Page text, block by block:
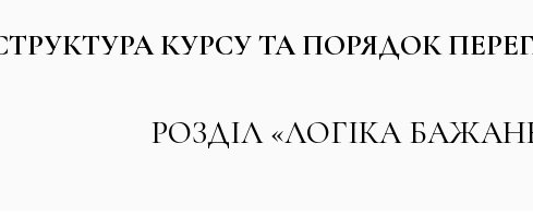
КУРСУ ТА ПОРЯДОК
РОЗДІЛ «ЛОГІКА